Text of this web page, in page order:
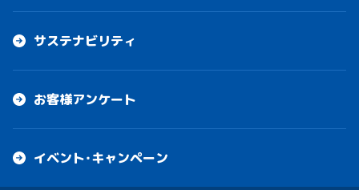
サステナビリティ
お客様アンケート
イベント・キャンペーン